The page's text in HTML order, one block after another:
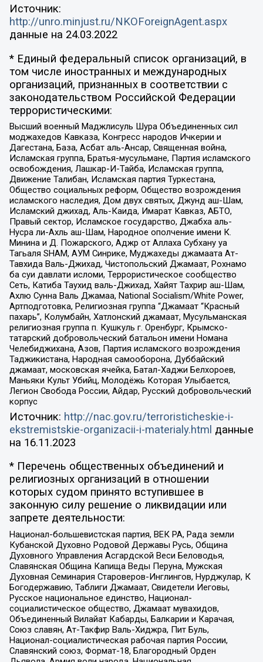
Источник:
http://unro.minjust.ru/NKOForeignAgent.aspx
данные на 24.03.2022
* Единый федеральный список организаций, в
том числе иностранных и международных
организаций, признанных в соответствии с
законодательством Российской Федерации
террористическими:
Высший военный Маджлисуль Шура Объединенных сил
моджахедов Кавказа, Конгресс народов Ичкерии и
Дагестана, База, Асбат аль-Ансар, Священная война,
Исламская группа, Братья-мусульмане, Партия исламского
освобождения, Лашкар-И-Тайба, Исламская группа,
Движение Талибан, Исламская партия Туркестана,
Общество социальных реформ, Общество возрождения
исламского наследия, Дом двух святых, Джунд аш-Шам,
Исламский джихад, Аль-Каида, Имарат Кавказ, АБТО,
Правый сектор, Исламское государство, Джабха аль-
Нусра ли-Ахль аш-Шам, Народное ополчение имени К.
Минина и Д. Пожарского, Аджр от Аллаха Субхану уа
Тагьаля SHAM, АУМ Синрике, Муджахеды джамаата Ат-
Тавхида Валь-Джихад, Чистопольский Джамаат, Рохнамо
ба суи давлати исломи, Террористическое сообщество
Сеть, Катиба Таухид валь-Джихад, Хайят Тахрир аш-Шам,
Ахлю Сунна Валь Джамаа, National Socialism/White Power,
Артподготовка, Религиозная группа “Джамаат “Красный
пахарь”, Колумбайн, Хатлонский джамаат, Мусульманская
религиозная группа п. Кушкуль г. Оренбург, Крымско-
татарский добровольческий батальон имени Номана
Челебиджихана, Азов, Партия исламского возрождения
Таджикистана, Народная самооборона, Дуббайский
джамаат, московская ячейка, Батал-Хаджи Белхороев,
Маньяки Культ Убийц, Молодёжь Которая Улыбается,
Легион Свобода России, Айдар, Русский добровольческий
корпус
Источник: http://nac.gov.ru/terroristicheskie-i-
ekstremistskie-organizacii-i-materialy.html данные
на 16.11.2023
* Перечень общественных объединений и
религиозных организаций в отношении
которых судом принято вступившее в
законную силу решение о ликвидации или
запрете деятельности:
Национал-большевистская партия, ВЕК РА, Рада земли
Кубанской Духовно Родовой Державы Русь, Община
Духовного Управления Асгардской Веси Беловодья,
Славянская Община Капища Веды Перуна, Мужская
Духовная Семинария Староверов-Инглингов, Нурджулар, К
Богодержавию, Таблиги Джамаат, Свидетели Иеговы,
Русское национальное единство, Национал-
социалистическое общество, Джамаат мувахидов,
Объединенный Вилайат Кабарды, Балкарии и Карачая,
Союз славян, Ат-Такфир Валь-Хиджра, Пит Буль,
Национал-социалистическая рабочая партия России,
Славянский союз, Формат-18, Благородный Орден